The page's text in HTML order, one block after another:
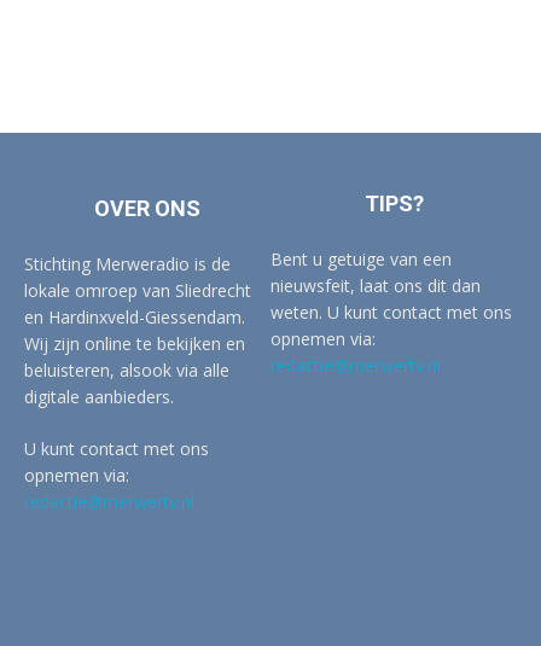
OVER ONS
Stichting Merweradio is de
lokale omroep van Sliedrecht
en Hardinxveld-Giessendam.
Wij zijn online te bekijken en
beluisteren, alsook via alle
digitale aanbieders.
U kunt contact met ons
opnemen via:
redactie@merwertv.nl
TIPS?
Bent u getuige van een
nieuwsfeit, laat ons dit dan
weten. U kunt contact met ons
opnemen via:
redactie@merwertv.nl